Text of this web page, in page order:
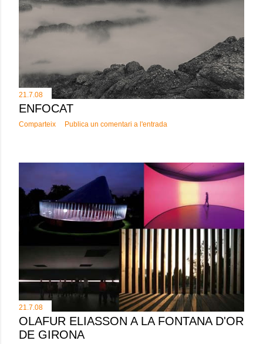
21.7.08
ENFOCAT
Comparteix Publica un comentari a l'entrada
21.7.08
OLAFUR ELIASSON A LA FONTANA D'OR
DE GIRONA